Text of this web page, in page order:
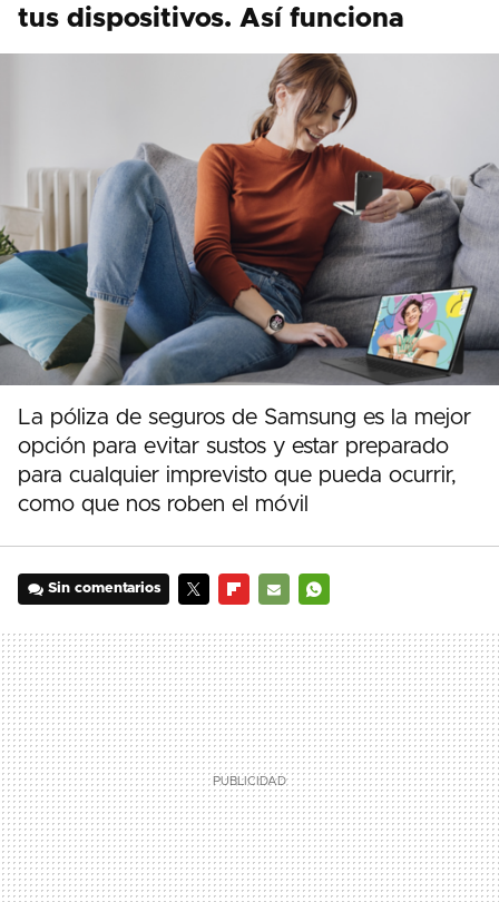
tus dispositivos. Así funciona
La póliza de seguros de Samsung es la mejor
opción para evitar sustos y estar preparado
para cualquier imprevisto que pueda ocurrir,
como que nos roben el móvil
Sin comentarios
MAIL